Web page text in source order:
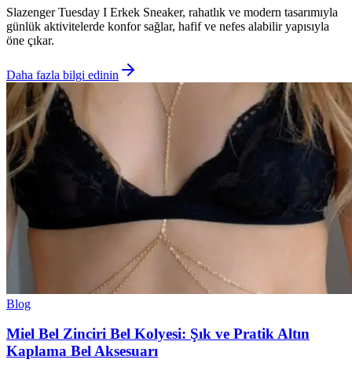
Slazenger Tuesday I Erkek Sneaker, rahatlık ve modern tasarımıyla
günlük aktivitelerde konfor sağlar, hafif ve nefes alabilir yapısıyla
öne çıkar.
Daha fazla bilgi edinin
Blog
Miel Bel Zinciri Bel Kolyesi: Şık ve Pratik Altın
Kaplama Bel Aksesuarı